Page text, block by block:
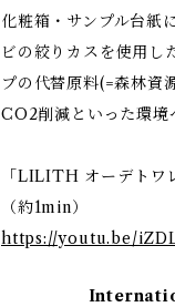
化粧箱・サンプル台紙
ビの絞りカスを使用し
プの代替原料(=森林資
CO2削減といった環境
「LILITH オーデトワ
（約1min）
https://youtu.be/